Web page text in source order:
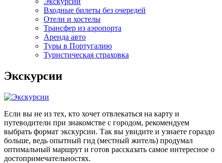
Входные билеты без очередей
Отели и хостелы
Трансфер из аэропорта
Аренда авто
Туры в Португалию
Туристическая страховка
Экскурсии
Если вы не из тех, кто хочет отвлекаться на карту и
путеводители при знакомстве с городом, рекомендуем
выбрать формат экскурсии. Так вы увидите и узнаете гораздо
больше, ведь опытный гид (местный житель) продумал
оптимальный маршрут и готов рассказать самое интересное о
достопримечательностях.